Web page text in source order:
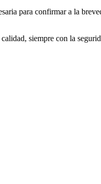
para confirmar a la
siempre con la